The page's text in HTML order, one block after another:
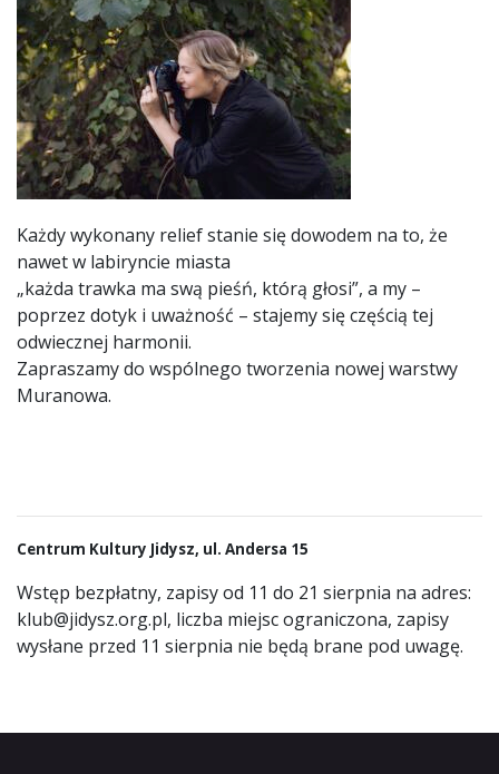
Każdy wykonany relief stanie się dowodem na to, że
nawet w labiryncie miasta
„każda trawka ma swą pieśń, którą głosi”, a my –
poprzez dotyk i uważność – stajemy się częścią tej
odwiecznej harmonii.
Zapraszamy do wspólnego tworzenia nowej warstwy
Muranowa.
Centrum Kultury Jidysz, ul. Andersa 15
Wstęp bezpłatny, zapisy od 11 do 21 sierpnia na adres:
klub@jidysz.org.pl, liczba miejsc ograniczona, zapisy
wysłane przed 11 sierpnia nie będą brane pod uwagę.